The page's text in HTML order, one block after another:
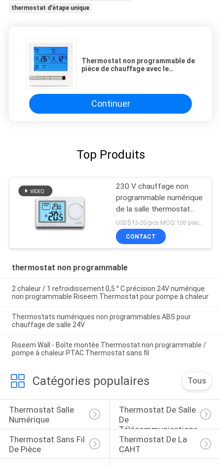
thermostat d'étape unique
Thermostat non programmable de
pièce de chauffage avec le
Continuer
Top Produits
230 V chauffage non
programmable numérique
de la salle thermostat
chaudière contrôle de
chauffage
CONTACT
thermostat non programmable
2 chaleur / 1 refroidissement 0,5 ° C précision 24V numérique
non programmable Riseem Thermostat pour pompe à chaleur
Thermostats numériques non programmables ABS pour
chauffage de salle 24V
Riseem Wall - Boîte montée Thermostat non programmable /
pompe à chaleur PTAC Thermostat sans fil
Catégories populaires Tous
Thermostat Salle
Numérique
Thermostat De Salle
De
Télécommunications
Thermostat Sans Fil
De Pièce
Thermostat De La
CAHT